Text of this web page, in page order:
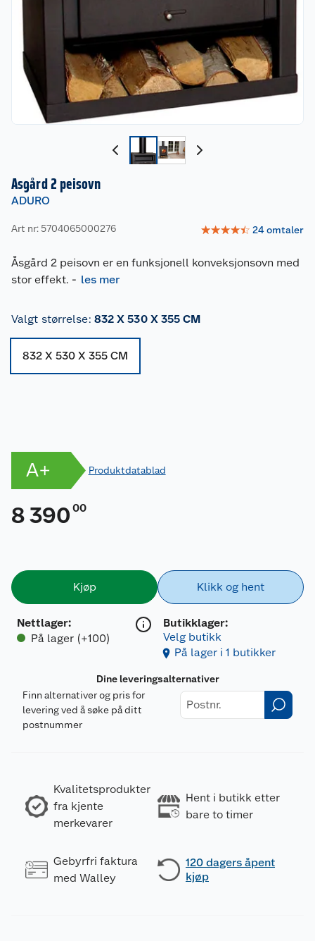
Asgård 2 peisovn
ADURO
Art nr: 5704065000276 ☆☆☆☆☆ 24omtaler
Åsgård 2 peisovn er en funksjonell konveksjonsovn med
stor effekt. - les mer
Valgt størrelse: 832 X 530 X 355 CM
832 X 530 X 355 CM
A+ Produktdatablad
8 390 00
Kjøp
Nettlager:
På lager (+100)
Klikk og hent
Butikklager:
Velg butikk
På lager i 1 butikker
Dine leveringsalternativer
Finn alternativer og pris for
levering ved å søke på ditt
postnummer
Kvalitetsprodukter
fra kjente
merkevarer
Hent i butikk etter
bare to timer
Gebyrfri faktura
med Walley
120 dagers åpent
kjøp